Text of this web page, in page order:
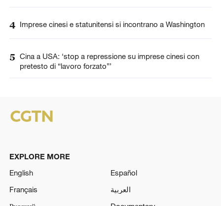
4 Imprese cinesi e statunitensi si incontrano a Washington
5 Cina a USA: ‘stop a repressione su imprese cinesi con
pretesto di “lavoro forzato”’
EXPLORE MORE
English
Español
Français
العربية